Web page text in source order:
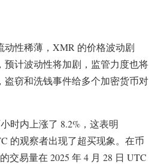
动性稀薄，XMR 的价格波动剧
预计波动性将加剧，监管力度也将
盗窃和洗钱事件给多个加密货币对
时内上涨了 8.2%，这表明
的观察者出现了超买现象。在币
交易量在 2025 年 4 月 28 日 UTC